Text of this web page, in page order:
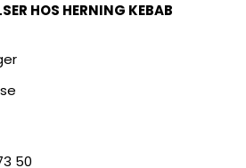
HOS HERNING KEBAB
50